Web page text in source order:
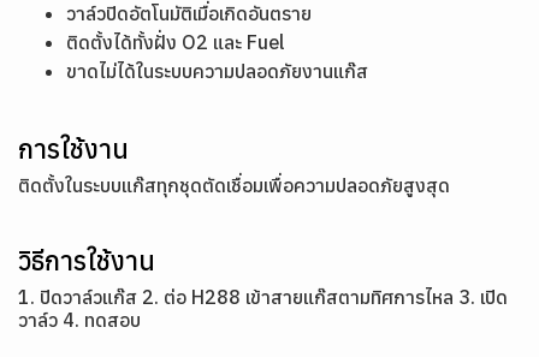
วาล์วปิดอัตโนมัติเมื่อเกิดอันตราย
ติดตั้งได้ทั้งฝั่ง O2 และ Fuel
ขาดไม่ได้ในระบบความปลอดภัยงานแก๊ส
การใช้งาน
ติดตั้งในระบบแก๊สทุกชุดตัดเชื่อมเพื่อความปลอดภัยสูงสุด
วิธีการใช้งาน
1. ปิดวาล์วแก๊ส 2. ต่อ H288 เข้าสายแก๊สตามทิศการไหล 3. เปิด
วาล์ว 4. ทดสอบ